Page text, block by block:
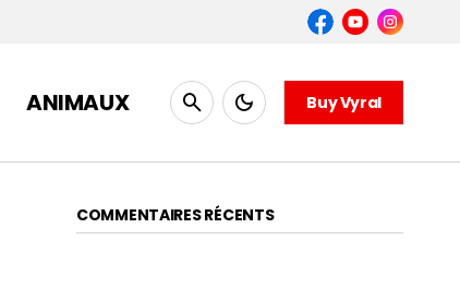
ANIMAUX Buy Vyral
COMMENTAIRES RÉCENTS